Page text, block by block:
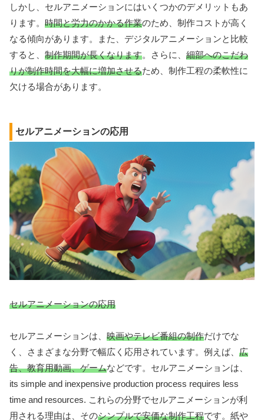
しかし、セルアニメーションにはいくつかのデメリットもあ
ります。 時間と労力のかかる作業のため、制作コストが高く
なる傾向があります。また、デジタルアニメーションと比較
すると、 制作期間が長くなります。さらに、 細部へのこだわ
りが制作時間を大幅に増加させるため、制作工程の柔軟性に
欠ける場合があります。
セルアニメーションの応用
セルアニメーションの応用
セルアニメーションは、 映画やテレビ番組の制作だけでな
く、さまざまな分野で幅広く応用されています。例えば、 広
告、教育用動画、ゲームなどです。セルアニメーションは、
its simple and inexpensive production process requires less
time and resources. これらの分野でセルアニメーションが利
用される理由は、そのシンプルで安価な制作工程です。紙や